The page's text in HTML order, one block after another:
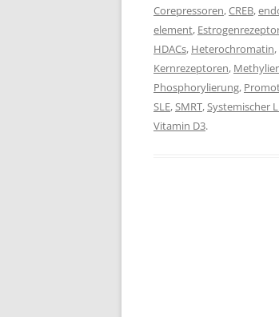
Corepressoren,CREB,
element,
HDACs, Heterochromatin,
Kernrezeptoren,
Phosphorylierung,
SLE,SMRT,Systemischer
Vitamin D3.